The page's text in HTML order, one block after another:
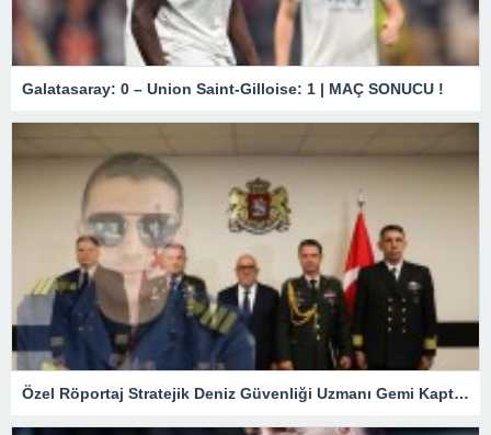
Galatasaray: 0 – Union Saint-Gilloise: 1 | MAÇ SONUCU !
Özel Röportaj Stratejik Deniz Güvenliği Uzmanı Gemi Kaptanı Şahin Avşar ile Konuştuk? “Karadeniz’de yeni bir güvenlik mimarisi mi doğuyor?